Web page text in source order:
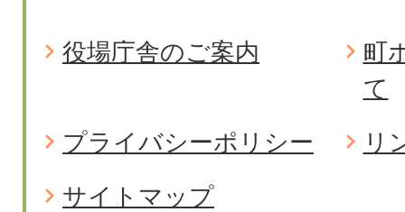
役場庁舎のご案内
町
て
プライバシーポリシー
リ
サイトマップ